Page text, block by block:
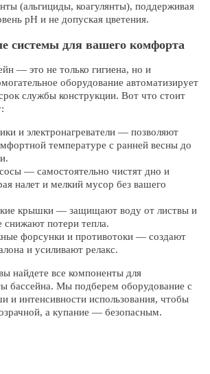
(альгициды, коагулянты), поддерживая
pH и не допуская цветения.
системы для вашего комфорта
— это не только гигиена, но и
оборудование автоматизирует
службы конструкции. Вот что стоит
и электронагреватели — позволяют
температуре с ранней весны до
— самостоятельно чистят дно и
налет и мелкий мусор без вашего
крышки — защищают воду от листвы и
снижают потери тепла.
форсунки и противотоки — создают
и усиливают релакс.
найдете все компоненты для
бассейна. Мы подберем оборудование с
и интенсивности использования, чтобы
а купание — безопасным.